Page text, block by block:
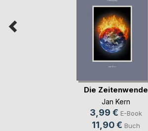
Die Zeitenwende
Jan Kern
3,99 € E-Book
11,90 € Buch